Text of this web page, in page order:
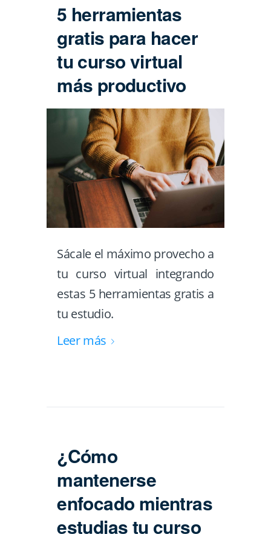
5 herramientas
gratis para hacer
tu curso virtual
más productivo
Sácale el máximo provecho a
tu curso virtual integrando
estas 5 herramientas gratis a
tu estudio.
Leer más
¿Cómo
mantenerse
enfocado mientras
estudias tu curso